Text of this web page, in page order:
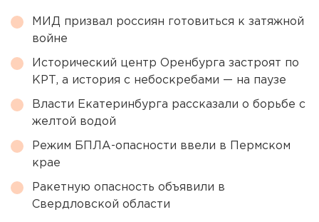
МИД призвал россиян готовиться к затяжной
войне
Исторический центр Оренбурга застроят по
КРТ, а история с небоскребами — на паузе
Власти Екатеринбурга рассказали о борьбе с
желтой водой
Режим БПЛА-опасности ввели в Пермском
крае
Ракетную опасность объявили в
Свердловской области